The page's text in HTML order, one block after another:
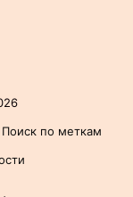
Поиск по меткам